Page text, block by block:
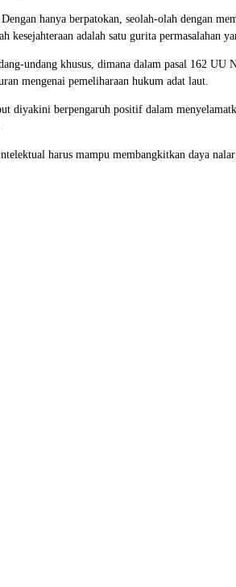
hanya berpatokan, seolah-olah dengan
adalah satu gurita permasalahan
undang khusus, dimana dalam pasal 162 UU
mengenai pemeliharaan hukum adat laut.
berpengaruh positif dalam
harus mampu membangkitkan daya